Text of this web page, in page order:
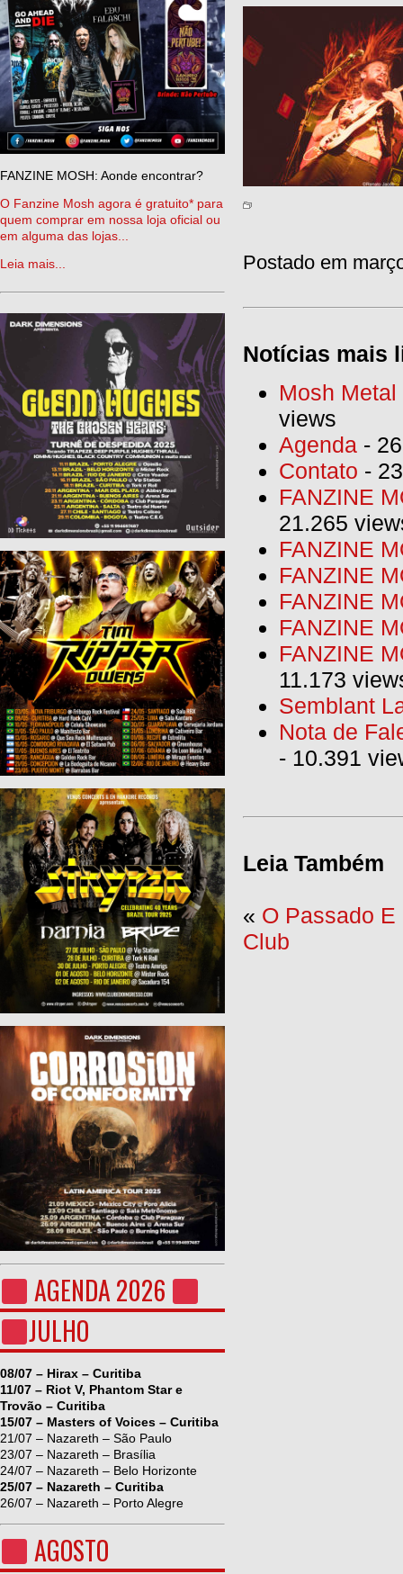
FANZINE MOSH: Aonde encontrar?
O Fanzine Mosh agora é gratuito* para
quem comprar em nossa loja oficial ou
em alguma das lojas...
Leia mais...
AGENDA 2026
JULHO
08/07 – Hirax – Curitiba
11/07 – Riot V, Phantom Star e
Trovão – Curitiba
15/07 – Masters of Voices – Curitiba
21/07 – Nazareth – São Paulo
23/07 – Nazareth – Brasília
24/07 – Nazareth – Belo Horizonte
25/07 – Nazareth – Curitiba
26/07 – Nazareth – Porto Alegre
AGOSTO
Postado em
Notícias mais
Mosh
views
Agenda -
Contato -
FANZINE
21.265
FANZINE
FANZINE
FANZINE
FANZINE
FANZINE
11.173
Semblant
Nota de
- 10.391
Leia Também
« O Passado
Club